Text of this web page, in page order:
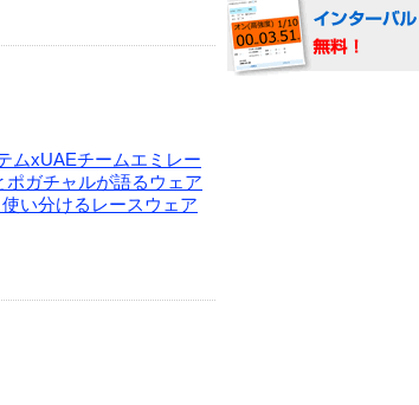
ムxUAEチームエミレー
ポガチャルが語るウェア
い分けるレースウェア